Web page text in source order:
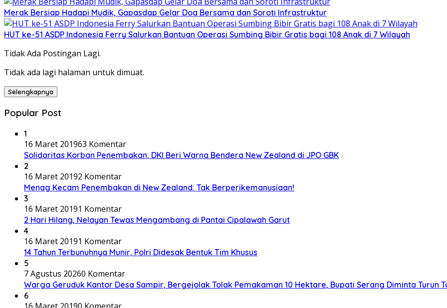
Merak Bersiap Hadapi Mudik, Gapasdap Gelar Doa Bersama dan Soroti Infrastruktur
HUT ke-51 ASDP Indonesia Ferry Salurkan Bantuan Operasi Sumbing Bibir Gratis bagi 108 Anak di 7 Wilayah
Tidak Ada Postingan Lagi.
Tidak ada lagi halaman untuk dimuat.
Selengkapnya
Popular Post
1
16 Maret 201963 Komentar
Solidaritas Korban Penembakan, DKI Beri Warna Bendera New Zealand di JPO GBK
2
16 Maret 20192 Komentar
Menag Kecam Penembakan di New Zealand: Tak Berperikemanusiaan!
3
16 Maret 20191 Komentar
2 Hari Hilang, Nelayan Tewas Mengambang di Pantai Cipalawah Garut
4
16 Maret 20191 Komentar
14 Tahun Terbunuhnya Munir, Polri Didesak Bentuk Tim Khusus
5
7 Agustus 20260 Komentar
Warga Geruduk Kantor Desa Sampir, Bergejolak Tolak Pemakaman 10 Hektare, Bupati Serang Diminta Turun
6